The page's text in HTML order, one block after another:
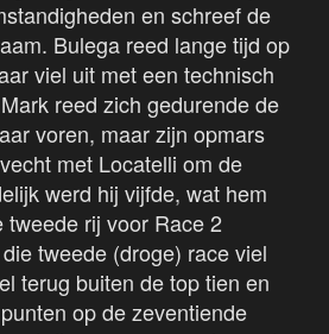
en schreef de
Bulega reed lange tijd op
viel uit met een technisch
reed zich gedurende de
voren, maar zijn opmars
met Locatelli om de
werd hij vijfde, wat hem
rij voor Race 2
tweede (droge) race viel
terug buiten de top tien en
op de zeventiende